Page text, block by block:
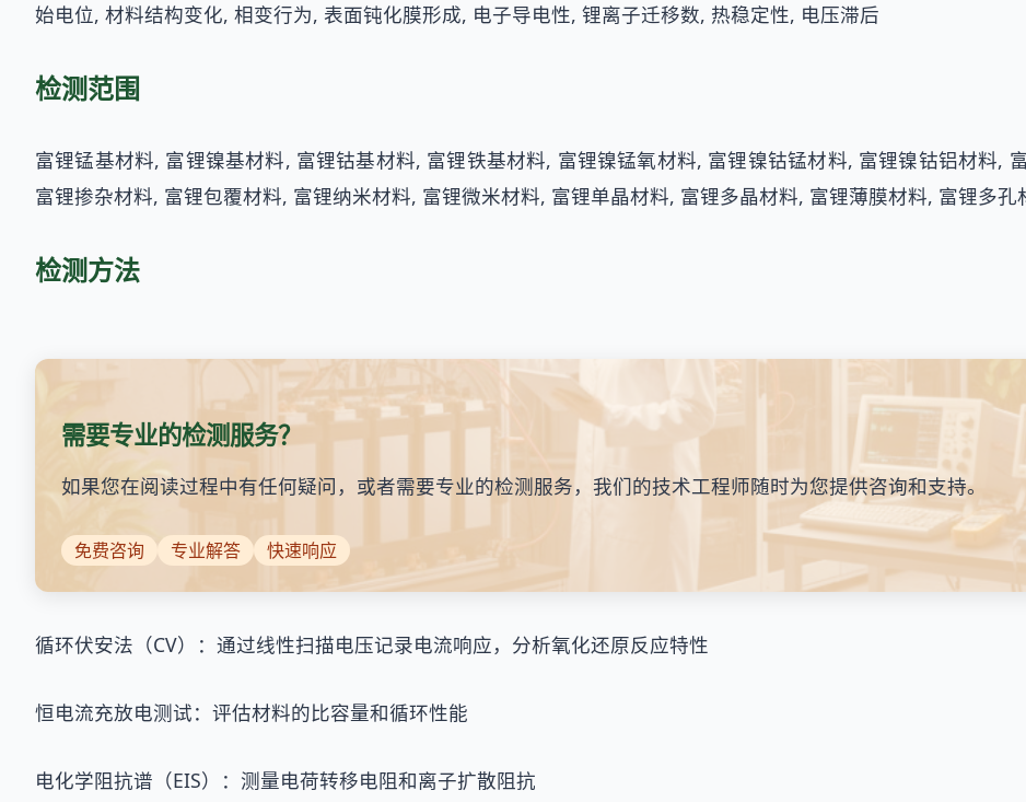
始电位, 材料结构变化, 相变行为, 表面钝化膜形成, 电子导电性, 锂离子迁移数, 热稳定性, 电压滞后
检测范围
富锂锰基材料, 富锂镍基材料, 富锂钴基材料, 富锂铁基材料, 富锂镍锰氧材料, 富锂镍钴锰材料, 富锂镍钴铝材料,
富锂掺杂材料, 富锂包覆材料, 富锂纳米材料, 富锂微米材料, 富锂单晶材料, 富锂多晶材料, 富锂薄膜材料, 富锂多
检测方法
需要专业的检测服务？
如果您在阅读过程中有任何疑问，或者需要专业的检测服务，我们的技术工程师随时为您提供咨询和支持。
免费咨询 专业解答 快速响应
循环伏安法（CV）：通过线性扫描电压记录电流响应，分析氧化还原反应特性
恒电流充放电测试：评估材料的比容量和循环性能
电化学阻抗谱（EIS）：测量电荷转移电阻和离子扩散阻抗